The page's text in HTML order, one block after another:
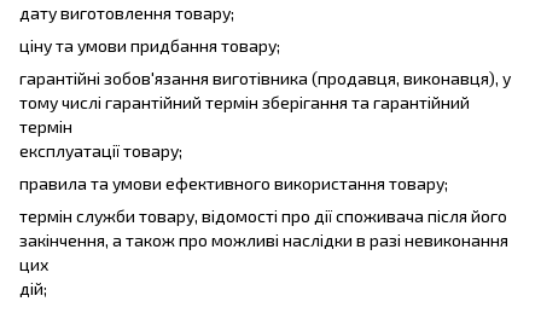
дату виготовлення товару;
ціну та умови придбання товару;
гарантійні зобов'язання виготівника (продавця, виконавця), у
тому числі гарантійний термін зберігання та гарантійний
термін
експлуатації товару;
правила та умови ефективного використання товару;
термін служби товару, відомості про дії споживача після його
закінчення, а також про можливі наслідки в разі невиконання
цих
дій;